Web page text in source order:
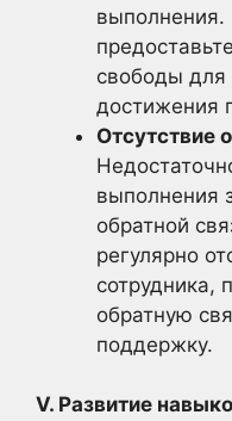
выполнения.
свободы для
достижения
Отсутствие
выполнения
обратной
регулярно
сотрудника,
обратную
поддержку.
V. Развитие